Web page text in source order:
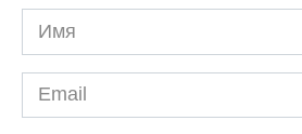
Имя
*
Email
*